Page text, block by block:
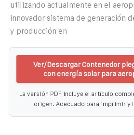
utilizando actualmente en el
innovador sistema de generación
y producción en
Ver/Descargar Contenedor
con energía solar para
La versión PDF incluye el artículo
origen. Adecuado para imprimir y